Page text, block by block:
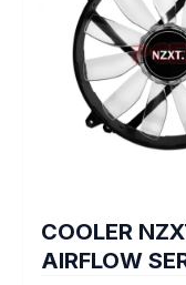
COOLER
AIRFLOW